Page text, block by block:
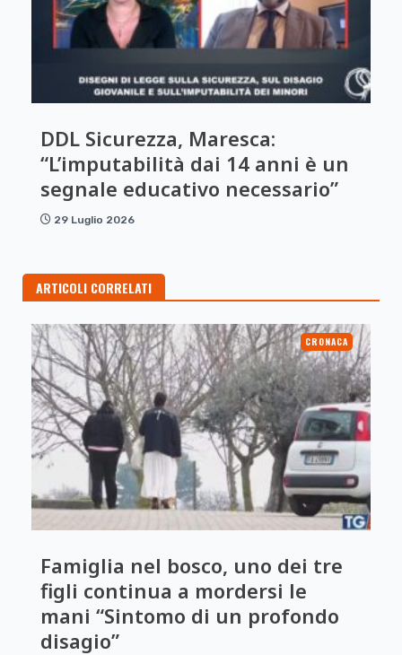
DDL Sicurezza, Maresca:
“L’imputabilità dai 14 anni è un
segnale educativo necessario”
29 Luglio 2026
ARTICOLI CORRELATI
CRONACA
Famiglia nel bosco, uno dei tre
figli continua a mordersi le
mani “Sintomo di un profondo
disagio”